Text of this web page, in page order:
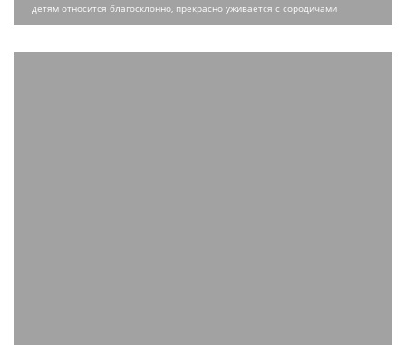
детям относится благосклонно, прекрасно уживается с сородичами